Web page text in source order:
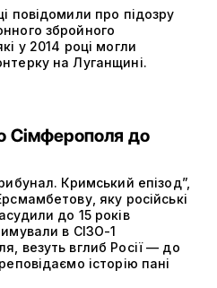
повідомили про підозру
збройного
у 2014 році могли
на Луганщині.
Сімферополя до
Кримський епізод”,
яку російські
до 15 років
в СІЗО-1
везуть вглиб Росії — до
історію пані